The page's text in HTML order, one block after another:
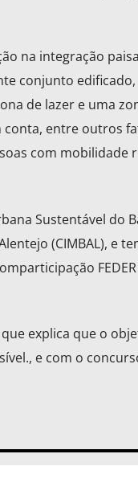
na integração
conjunto edificado,
de lazer e uma
entre outros
com mobilidade
Sustentável do
(CIMBAL), e
FEDER
explica que o
e com o